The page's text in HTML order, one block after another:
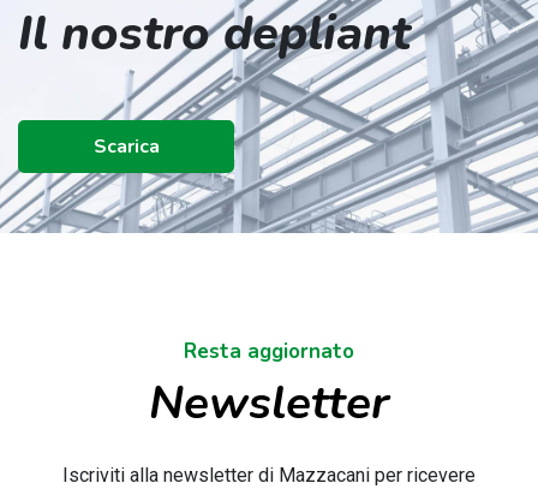
Il nostro depliant
Scarica
Resta aggiornato
Newsletter
Iscriviti alla newsletter di Mazzacani per ricevere